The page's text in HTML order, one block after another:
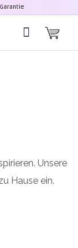
Unsere
Hause ein.